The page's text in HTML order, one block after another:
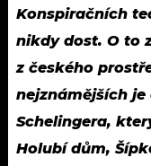
Konspiračních
nikdy dost. O to
z českého
nejznámějších
Schelingera,
Holubí dům,